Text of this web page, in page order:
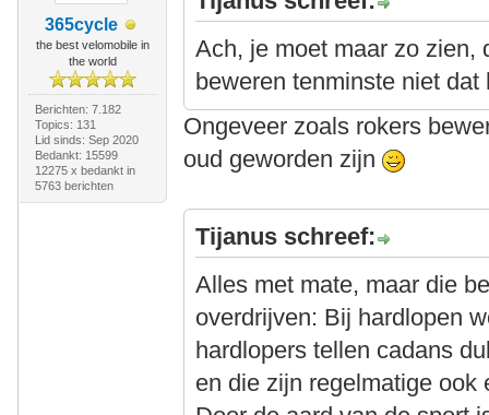
365cycle
the best velomobile in
the world
Berichten: 7.182
Topics: 131
Lid sinds: Sep 2020
Bedankt: 15599
12275 x bedankt in
5763 berichten
Ach, je moet maar zo zien,
beweren tenminste niet
Ongeveer zoals rokers
oud geworden zijn
Tijanus schreef:
Alles met mate, maar die
overdrijven: Bij hardlopen
hardlopers tellen cadans
en die zijn regelmatige ook